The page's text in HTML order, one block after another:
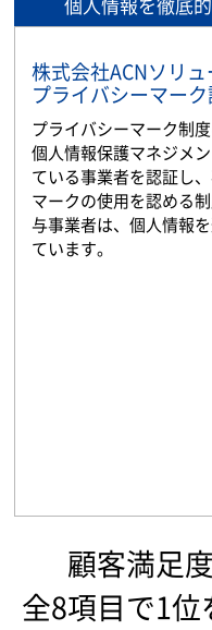
株式会社ACNソリ
プライバシーマーク
プライバシーマーク制
個人情報保護マネジメ
ている事業者を認証し
マークの使用を認める
与事業者は、個人情報
ています。
顧客満足
全8項目で1位